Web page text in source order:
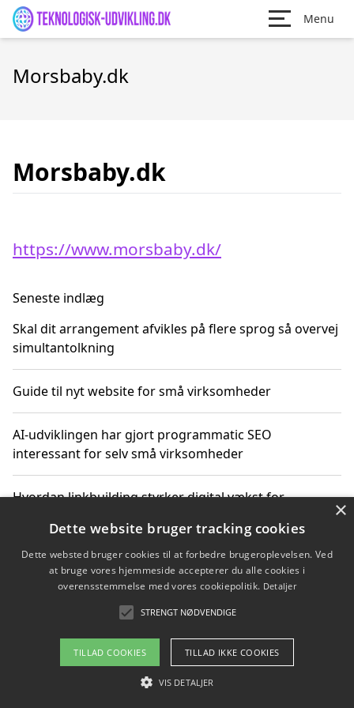
Menu
Morsbaby.dk
Morsbaby.dk
https://www.morsbaby.dk/
Seneste indlæg
Skal dit arrangement afvikles på flere sprog så overvej
simultantolkning
Guide til nyt website for små virksomheder
AI-udviklingen har gjort programmatic SEO
interessant for selv små virksomheder
Hvordan linkbuilding styrker digital vækst for
Sådan har udviklingen inden for genbrug af elektronik
ændret sig
Copyright 2026 - Pilanto Aps
Om / kontakt
×
Dette website bruger tracking cookies
Dette websted bruger cookies til at forbedre brugeroplevelsen. Ved
at bruge vores hjemmeside accepterer du alle cookies i
overensstemmelse med vores cookiepolitik. Detaljer
STRENGT NØDVENDIGE
TILLAD COOKIES TILLAD IKKE COOKIES
VIS DETALJER